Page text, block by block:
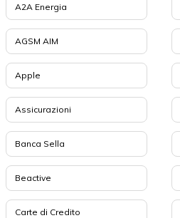
A2A Energia
AGSM AIM
Apple
Assicurazioni
Banca Sella
Beactive
Carte di Credito